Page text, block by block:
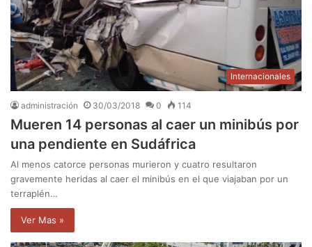
Internacionales
administración 30/03/2018 0 114
Mueren 14 personas al caer un minibús por
una pendiente en Sudáfrica
Al menos catorce personas murieron y cuatro resultaron
gravemente heridas al caer el minibús en el que viajaban por un
terraplén…
Ver Mas »